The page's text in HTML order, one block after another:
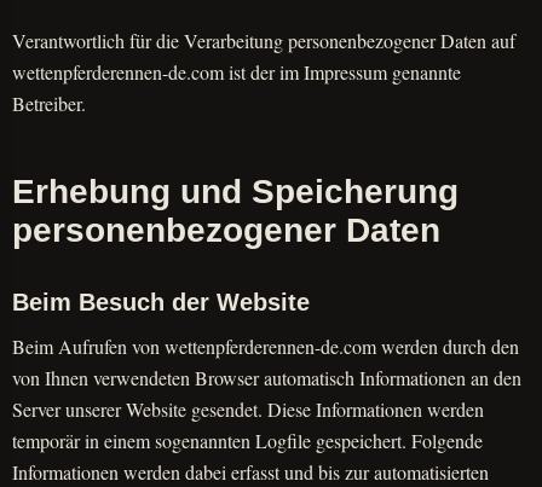
Verantwortlich für die Verarbeitung personenbezogener Daten auf
wettenpferderennen-de.com ist der im Impressum genannte
Betreiber.
Erhebung und Speicherung
personenbezogener Daten
Beim Besuch der Website
Beim Aufrufen von wettenpferderennen-de.com werden durch den
von Ihnen verwendeten Browser automatisch Informationen an den
Server unserer Website gesendet. Diese Informationen werden
temporär in einem sogenannten Logfile gespeichert. Folgende
Informationen werden dabei erfasst und bis zur automatisierten